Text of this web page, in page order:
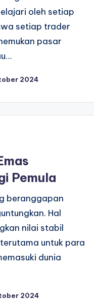
oleh setiap
setiap trader
pasar
2024
Pemula
beranggapan
Hal
nilai stabil
untuk para
dunia
2024